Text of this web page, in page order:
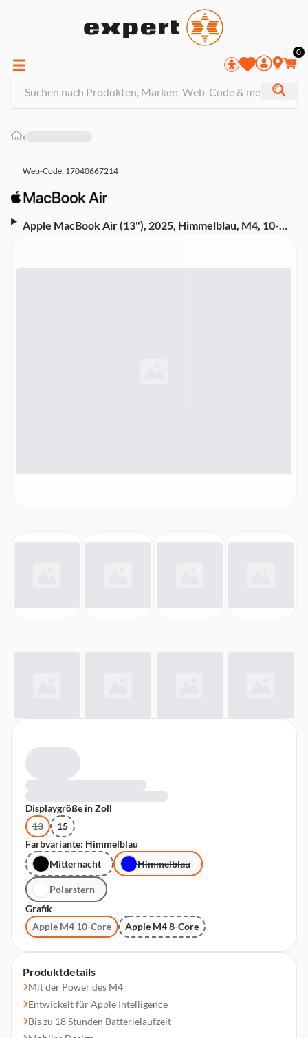
0
»
Web-Code: 17040667214
Apple MacBook Air (13"), 2025, Himmelblau, M4, 10-
Produktdetails
Mit der Power des M4
Entwickelt für Apple Intelligence
Bis zu 18 Stunden Batterielaufzeit
Displaygröße in Zoll
13
15
Farbvariante: Himmelblau
Mitternacht
Himmelblau
Polarstern
Grafik
Apple M4 10-Core
Apple M4 8-Core